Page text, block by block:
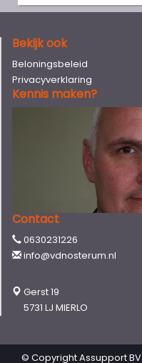
Bekijk ook
Beloningsbeleid
Privacyverklaring
Kennis maken?
Contact
0630231226
info@vdnosterum.nl
Gerst 19
5731 LJ MIERLO
© CopyrightAssupport BV